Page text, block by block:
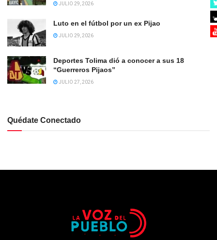
JULIO 29, 2026
Luto en el fútbol por un ex Pijao
JULIO 29, 2026
Deportes Tolima dió a conocer a sus 18
“Guerreros Pijaos”
JULIO 27, 2026
Quédate Conectado